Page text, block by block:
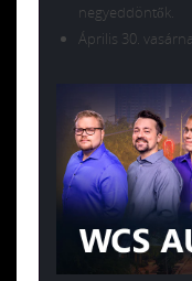
negyeddöntők.
Április 30.